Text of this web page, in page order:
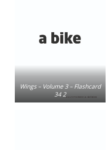
Wings – Volume 3 – Flashcard
34 2